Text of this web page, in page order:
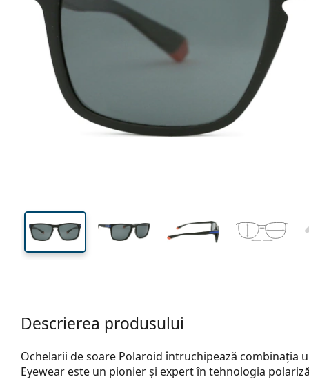
130 mm
Lățimea ramei
42 mm
Înălțime lentilă Lățimea lentilei
Lățimea
Descrierea produsului
Ochelarii de soare Polaroid întruchipează combinația
Eyewear este un pionier și expert în tehnologia